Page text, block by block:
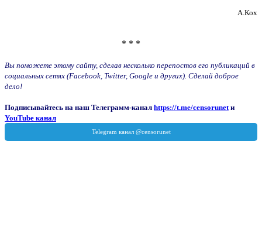
А.Кох
* * *
Вы поможете этому сайту, сделав несколько перепостов его публикаций в
социальных сетях (Facebook, Twitter, Google и других). Сделай доброе
дело!
Подписывайтесь на наш Телеграмм-канал https://t.me/censorunet и
YouTube канал